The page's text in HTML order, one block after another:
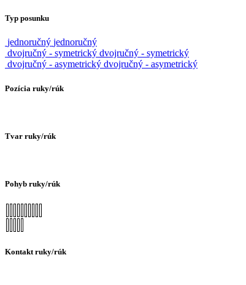
Typ posunku
jednoručný jednoručný
dvojručný - symetrický dvojručný - symetrický
dvojručný - asymetrický dvojručný - asymetrický
Pozícia ruky/rúk
Tvar ruky/rúk
Pohyb ruky/rúk
Kontakt ruky/rúk